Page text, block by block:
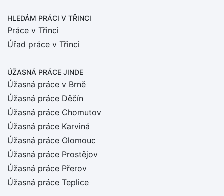
HLEDÁM PRÁCI V TŘINCI
Práce v Třinci
Úřad práce v Třinci
ÚŽASNÁ PRÁCE JINDE
Úžasná práce v Brně
Úžasná práce Děčín
Úžasná práce Chomutov
Úžasná práce Karviná
Úžasná práce Olomouc
Úžasná práce Prostějov
Úžasná práce Přerov
Úžasná práce Teplice